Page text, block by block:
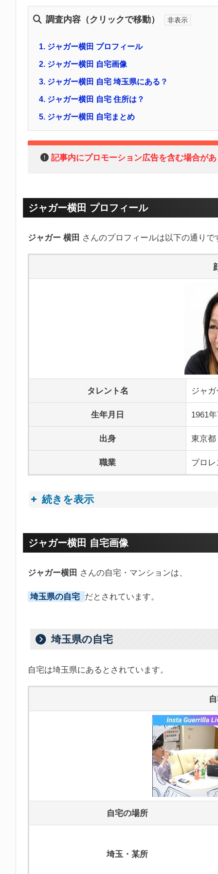
調査内容（クリックで移動）
1. ジャガー横田 プロフィール
2. ジャガー横田 自宅画像
3. ジャガー横田 自宅 埼玉県にある？
4. ジャガー横田 自宅 住所は？
5. ジャガー横田 自宅まとめ
記事内にプロモーション広告を含む場合が
ジャガー横田 プロフィール
ジャガー 横田 さんのプロフィールは以下の通りで
タレント名 ジャ
生年月日 1961
出身 東京都
職業 プロ
続きを表示
プロフィールトピック
【写真】家族でＴＶ番
(本名：木下博子)
プロレスラーとして有名で、バラエ
り、ジャガー横田さんと一緒にイベ
ジャガー横田 自宅画像
ジャガー横田 さんの自宅・マンションは、
埼玉県の自宅 だとされています。
埼玉県の自宅
自宅は埼玉県にあるとされています。
自宅の場所
埼玉・某所